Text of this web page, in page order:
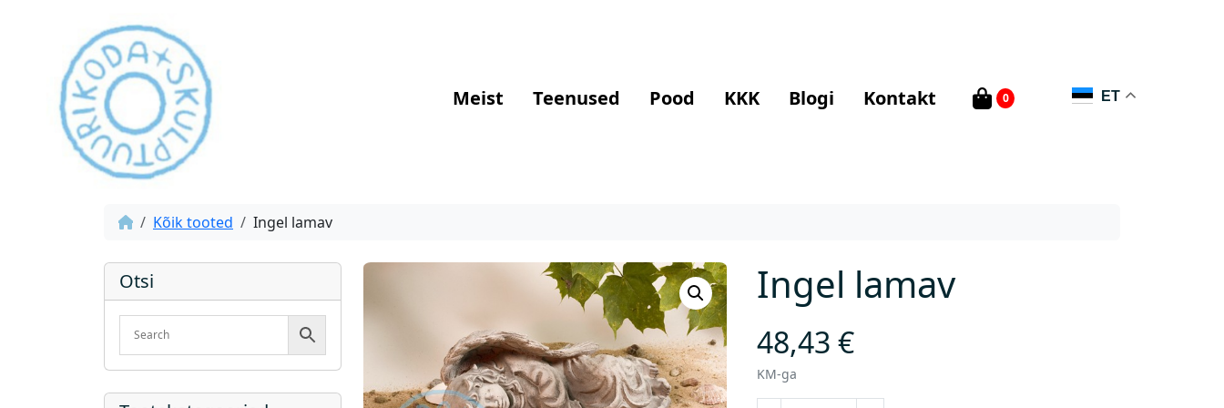
Meist Teenused Pood KKK Blogi Kontakt 0 ET
Kõik tooted Ingel lamav
Otsi Ingel lamav
48,43€
KM-ga